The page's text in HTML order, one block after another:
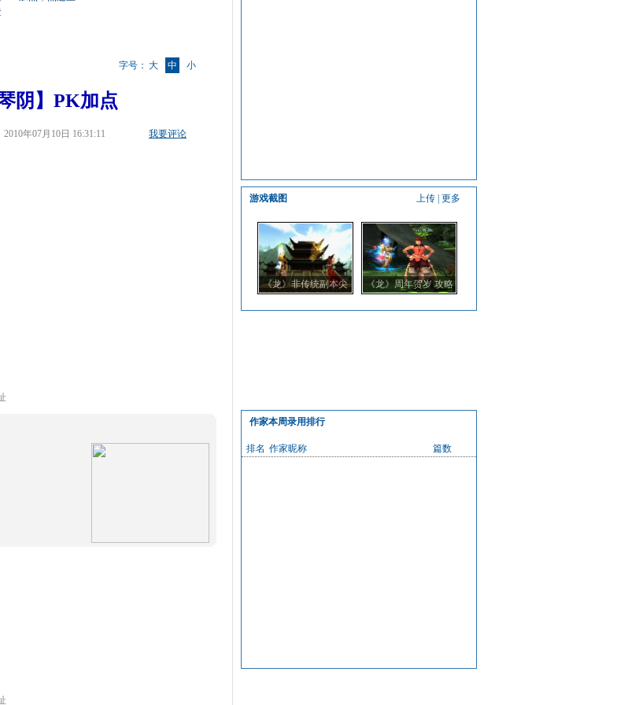
字号： 大 中 小
阴】PK加点
2010年07月10日 16:31:11 我要评论
上传 更多
游戏截图
《龙》非传统副本尖
《龙》周年贺岁 攻略
作家本周录用排行
篇数
排名 作家昵称